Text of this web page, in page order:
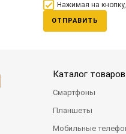
Нажимая на
ОТПРАВИТЬ
Каталог товаров
Смартфоны
Планшеты
Мобильные